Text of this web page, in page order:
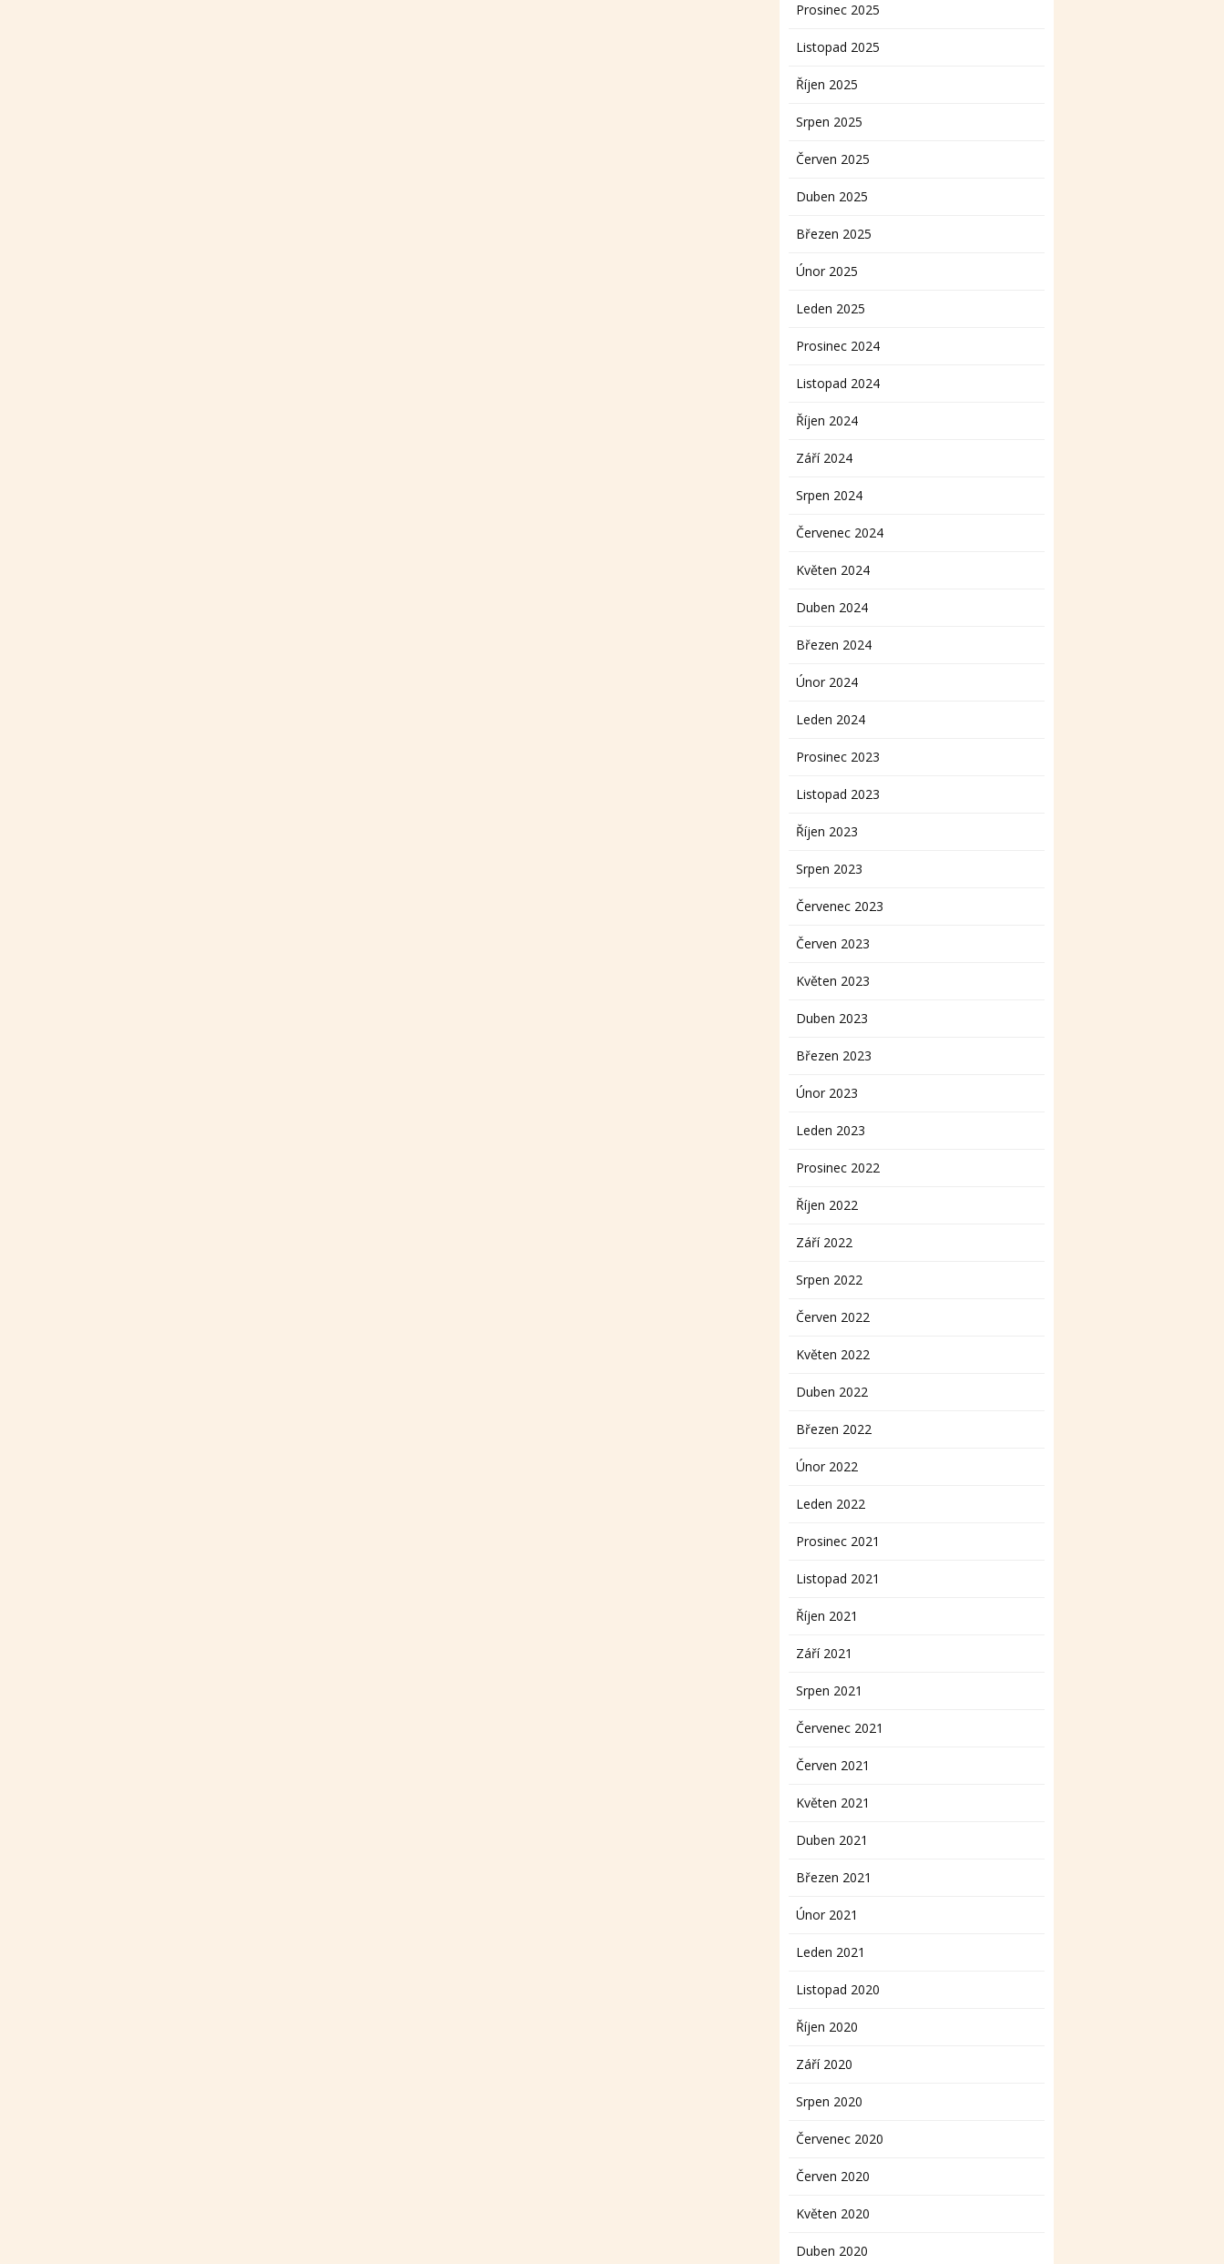
Prosinec 2025
Listopad 2025
Říjen 2025
Srpen 2025
Červen 2025
Duben 2025
Březen 2025
Únor 2025
Leden 2025
Prosinec 2024
Listopad 2024
Říjen 2024
Září 2024
Srpen 2024
Červenec 2024
Květen 2024
Duben 2024
Březen 2024
Únor 2024
Leden 2024
Prosinec 2023
Listopad 2023
Říjen 2023
Srpen 2023
Červenec 2023
Červen 2023
Květen 2023
Duben 2023
Březen 2023
Únor 2023
Leden 2023
Prosinec 2022
Říjen 2022
Září 2022
Srpen 2022
Červen 2022
Květen 2022
Duben 2022
Březen 2022
Únor 2022
Leden 2022
Prosinec 2021
Listopad 2021
Říjen 2021
Září 2021
Srpen 2021
Červenec 2021
Červen 2021
Květen 2021
Duben 2021
Březen 2021
Únor 2021
Leden 2021
Listopad 2020
Říjen 2020
Září 2020
Srpen 2020
Červenec 2020
Červen 2020
Květen 2020
Duben 2020